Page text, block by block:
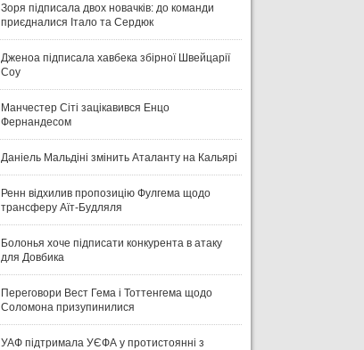
Зоря підписала двох новачків: до команди
приєдналися Італо та Сердюк
Дженоа підписала хавбека збірної Швейцарії
Соу
Манчестер Сіті зацікавився Енцо
Фернандесом
Даніель Мальдіні змінить Аталанту на Кальярі
Ренн відхилив пропозицію Фулгема щодо
трансферу Аїт-Будляля
Болонья хоче підписати конкурента в атаку
для Довбика
Переговори Вест Гема і Тоттенгема щодо
Соломона призупинилися
УАФ підтримала УЄФА у протистоянні з